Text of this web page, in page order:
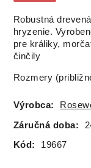
Robustná
hryzenie.
pre králiky,
činčily
Rozmery
Výrobca:
Záručná doba:
Kód: 19667